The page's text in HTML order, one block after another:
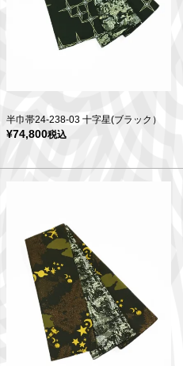
半巾帯24-238-03 十字星(ブラック）
¥74,800税込